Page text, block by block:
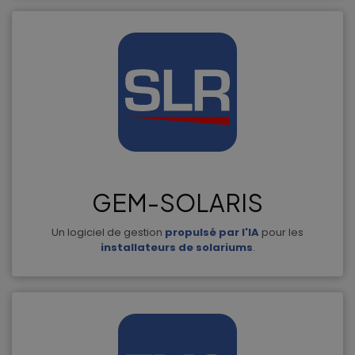
GEM-SOLARIS
Un logiciel de gestion propulsé par l'IA pour les
installateurs de solariums.